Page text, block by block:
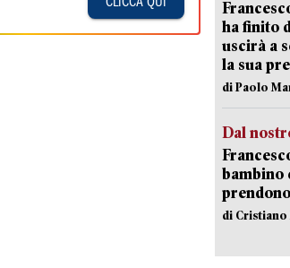
CLICCA QUI
ha finito
uscirà a
la sua
di Paolo
Dal
bambino
di Cristiano